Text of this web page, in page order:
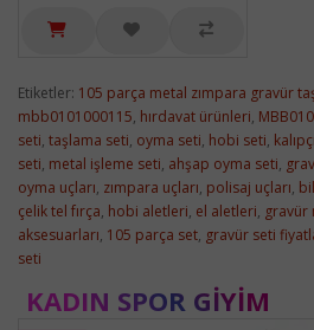
Etiketler: 105 parça metal zımpara gravür
mbb0101000115, hırdavat ürünleri,
seti, taşlama seti, oyma seti, hobi seti,
seti, metal işleme seti, ahşap oyma seti,
oyma uçları, zımpara uçları, polisaj uçları,
çelik tel fırça, hobi aletleri, el aletleri, gravür
aksesuarları, 105 parça set, gravür seti
seti
KADIN SPOR GIYIM